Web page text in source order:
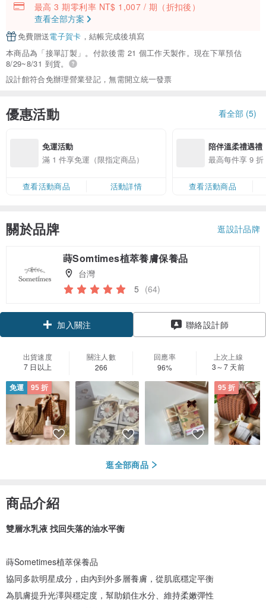
最高 3 期零利率 NT$ 1,007 / 期 （折扣後）
查看全部方案
免費贈送電子賀卡 ，結帳完成後填寫
本商品為「接單訂製」。付款後需 21 個工作天製作。現在下單預估
8/29~8/31 到貨。
設計館符合免辦理營業登記，無需開立統一發票
優惠活動 看全部 (5)
免運活動
滿 1 件享免運（限指定商品）
查看活動商品 活動詳情
陪伴溫柔禮遇禮
最高每件享 9
查看活動商品
關於品牌 逛設計品牌
蒔Somtimes植萃養膚保養品
台灣
5 (64)
加入關注 聯絡設計師
出貨速度
7 日以上
關注人數
266
回應率
96%
上次上線
3～7 天前
免運 95 折 95 折
逛全部商品
商品介紹
雙層水乳液 找回失落的油水平衡
蒔Sometimes植萃保養品
協同多款明星成分，由內到外多層養膚，從肌底穩定平衡
為肌膚提升光澤與穩定度，幫助鎖住水分、維持柔嫩彈性